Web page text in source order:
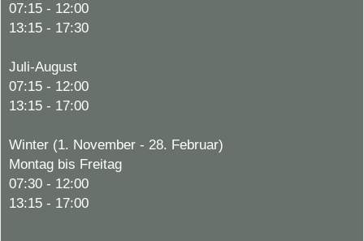
07:15 - 12:00
13:15 - 17:30
Juli-August
07:15 - 12:00
13:15 - 17:00
Winter (1. November - 28. Februar)
Montag bis Freitag
07:30 - 12:00
13:15 - 17:00